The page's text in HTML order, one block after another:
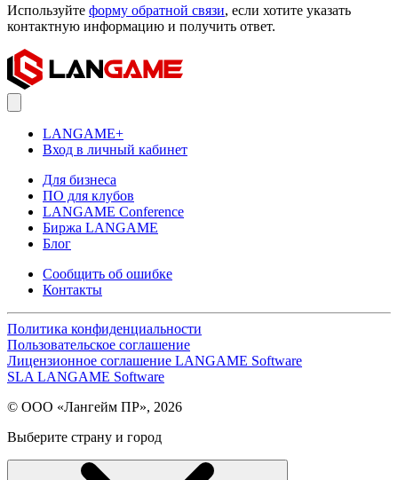
Используйте форму обратной связи, если хотите указать
контактную информацию и получить ответ.
LANGAME+
Вход в личный кабинет
Для бизнеса
ПО для клубов
LANGAME Conference
Биржа LANGAME
Блог
Сообщить об ошибке
Контакты
Политика конфиденциальности
Пользовательское соглашение
Лицензионное соглашение LANGAME Software
SLA LANGAME Software
© ООО «Лангейм ПР», 2026
Выберите страну и город